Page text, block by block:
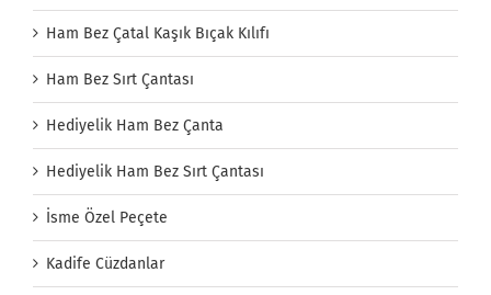
Ham Bez Çatal Kaşık Bıçak Kılıfı
Ham Bez Sırt Çantası
Hediyelik Ham Bez Çanta
Hediyelik Ham Bez Sırt Çantası
İsme Özel Peçete
Kadife Cüzdanlar